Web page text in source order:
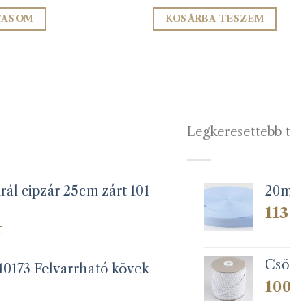
KOSÁRBA TESZEM
cipzár 25cm zárt 101
Felvarrható kövek
Legkeresettebb